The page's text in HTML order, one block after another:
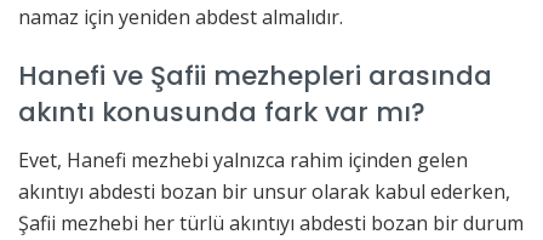
namaz için yeniden abdest almalıdır.
Hanefi ve Şafii mezhepleri arasında
akıntı konusunda fark var mı?
Evet, Hanefi mezhebi yalnızca rahim içinden gelen
akıntıyı abdesti bozan bir unsur olarak kabul ederken,
Şafii mezhebi her türlü akıntıyı abdesti bozan bir durum